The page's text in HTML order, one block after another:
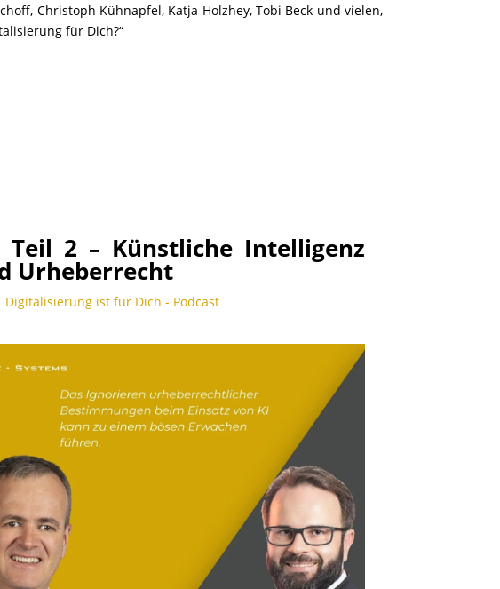
Christoph Kühnapfel, Katja Holzhey, Tobi Beck und vielen,
für Dich?“
Teil 2 – Künstliche Intelligenz
Urheberrecht
Digitalisierung ist für Dich - Podcast